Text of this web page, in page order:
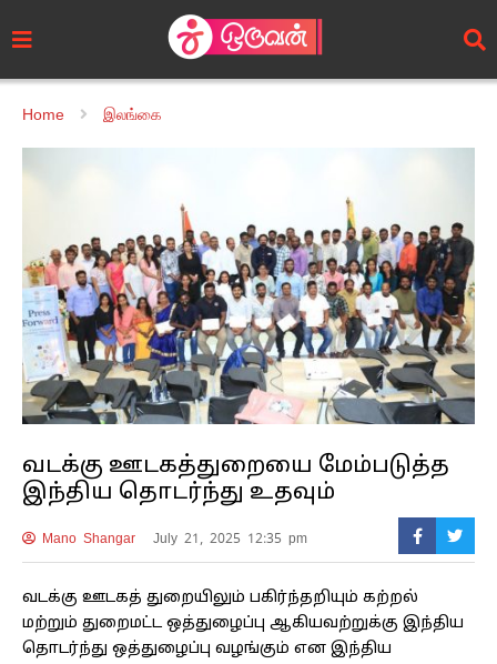
Home இலங்கை
வடக்கு ஊடகத்துறையை மேம்படுத்த
இந்திய தொடர்ந்து உதவும்
Mano Shangar July 21, 2025 12:35 pm
வடக்கு ஊடகத் துறையிலும் பகிர்ந்தறியும் கற்றல்
மற்றும் துறைமட்ட ஒத்துழைப்பு ஆகியவற்றுக்கு இந்திய
தொடர்ந்து ஒத்துழைப்பு வழங்கும் என இந்திய